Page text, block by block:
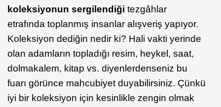
koleksiyonun sergilendiği tezgâhlar
etrafında toplanmış insanlar alışveriş yapıyor.
Koleksiyon dediğin nedir ki? Hali vakti yerinde
olan adamların topladığı resim, heykel, saat,
dolmakalem, kitap vs. diyenlerdenseniz bu
fuarı görünce mahcubiyet duyabilirsiniz. Çünkü
iyi bir koleksiyon için kesinlikle zengin olmak